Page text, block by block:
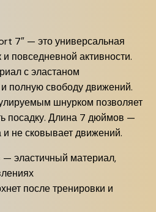
7″ — это универсальная
повседневной активности.
с эластаном
полную свободу движений.
шнурком позволяет
посадку. Длина 7 дюймов —
не сковывает движений.
— эластичный материал,
после тренировки и